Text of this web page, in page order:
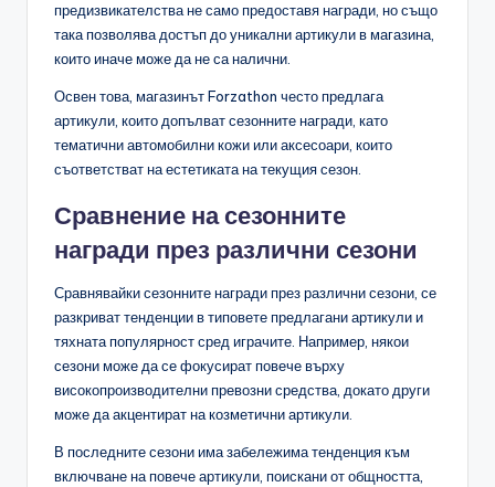
предизвикателства не само предоставя награди, но също
така позволява достъп до уникални артикули в магазина,
които иначе може да не са налични.
Освен това, магазинът Forzathon често предлага
артикули, които допълват сезонните награди, като
тематични автомобилни кожи или аксесоари, които
съответстват на естетиката на текущия сезон.
Сравнение на сезонните
награди през различни сезони
Сравнявайки сезонните награди през различни сезони, се
разкриват тенденции в типовете предлагани артикули и
тяхната популярност сред играчите. Например, някои
сезони може да се фокусират повече върху
високопроизводителни превозни средства, докато други
може да акцентират на козметични артикули.
В последните сезони има забележима тенденция към
включване на повече артикули, поискани от общността,